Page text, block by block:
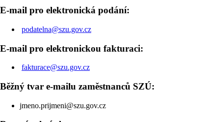
E-mail pro elektronická podání:
podatelna@szu.gov.cz
E-mail pro elektronickou fakturaci:
fakturace@szu.gov.cz
Běžný tvar e-mailu zaměstnanců SZÚ:
jmeno.prijmeni@szu.gov.cz